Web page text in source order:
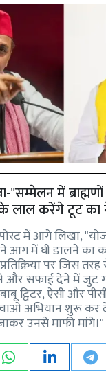
"सम्मेलन में
लाल करेंगे टूट का
में आगे लिखा,
में घी डालने का
पर जिस
और सफाई देने में जुट
ट्विटर, ऐसी और
अभियान शुरू कर
उनसे माफी मांगे।"